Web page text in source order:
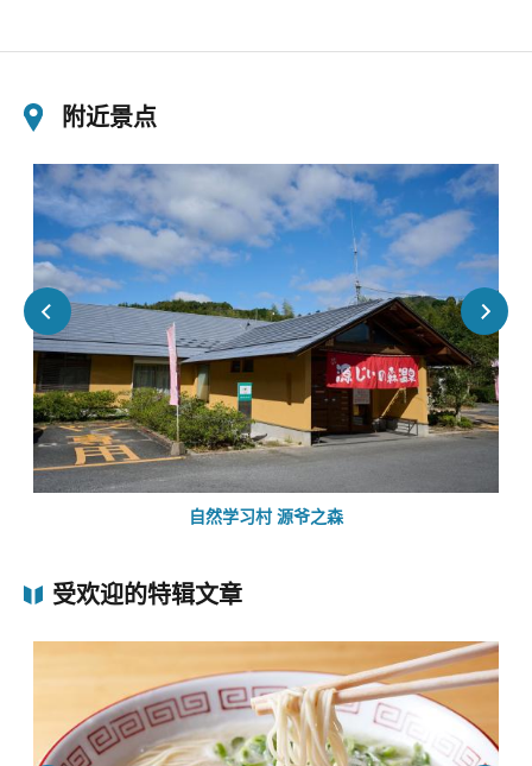
附近景点
自然学习村 源爷之森
受欢迎的特辑文章